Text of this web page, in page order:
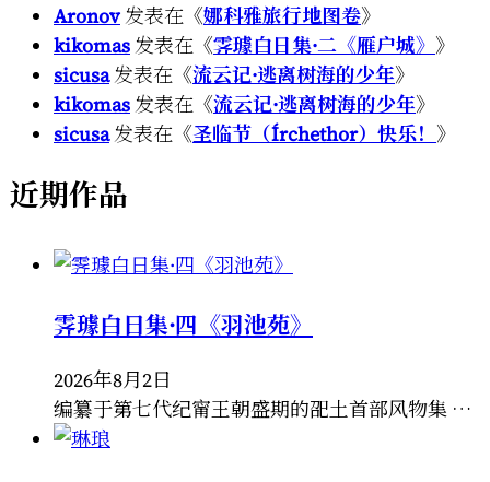
Aronov 发表在《娜科雅旅行地图卷》
kikomas 发表在《霁璩白日集·二《雁户城》 》
sicusa发表在《流云记·逃离树海的少年》
kikomas 发表在《流云记·逃离树海的少年》
sicusa发表在《圣临节（Írchethor）快乐！ 》
近期作品
霁璩白日集·四《羽池苑》
2026年8月2日
编纂于第七代纪甯王朝盛期的巶土首部风物集 …